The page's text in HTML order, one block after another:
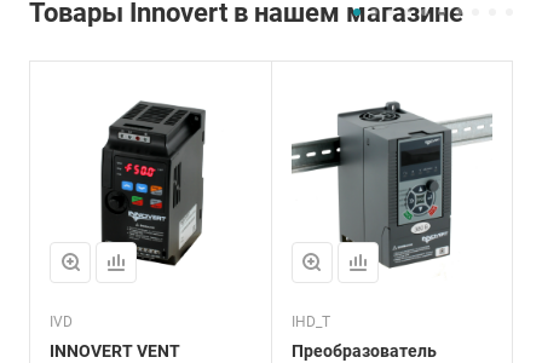
Товары Innovert в нашем магазине
IVD
INNOVERT VENT
IHD_Т
Преобразователь